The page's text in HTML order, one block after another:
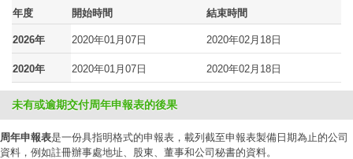
年度 開始時間 結束時間
2026年 2020年01月07日 2020年02月18日
2020年 2020年01月07日 2020年02月18日
未有或逾期交付周年申報表的後果
周年申報表是一份具指明格式的申報表，載列截至申報表製備日期為止的公司
資料，例如註冊辦事處地址、股東、董事和公司秘書的資料。